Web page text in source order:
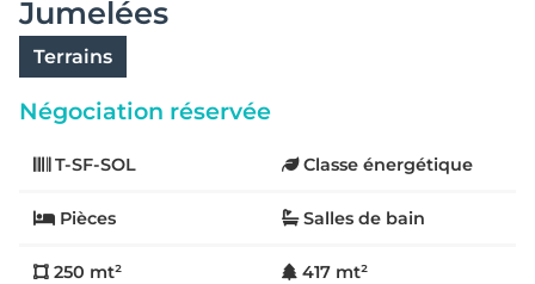
Jumelées
Terrains
Négociation réservée
T-SF-SOL Classe énergétique
Pièces Salles de bain
250 mt² 417 mt²